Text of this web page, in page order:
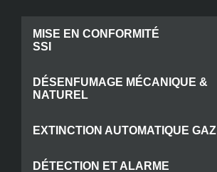
MISE EN CONFORMITÉ
SSI
DÉSENFUMAGE MÉCANIQUE &
NATUREL
EXTINCTION AUTOMATIQUE GAZ
DÉTECTION ET ALARME